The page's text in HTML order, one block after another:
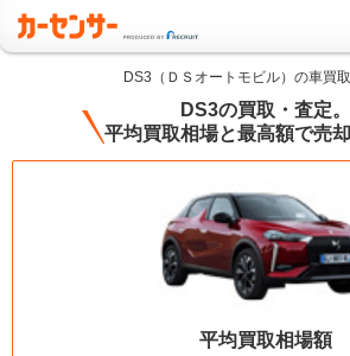
DS3（ＤＳオートモビル）の車買
DS3の買取・査定。
平均買取相場と最高額で売
平均買取相場額